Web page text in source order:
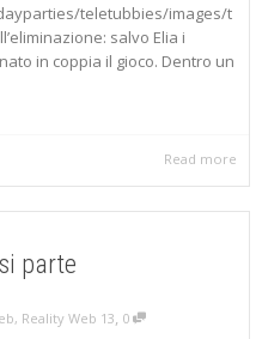
teletubbies/images/t
salvo Elia i
in coppia il gioco. Dentro un
Read more
parte
, Reality Web 13, 0